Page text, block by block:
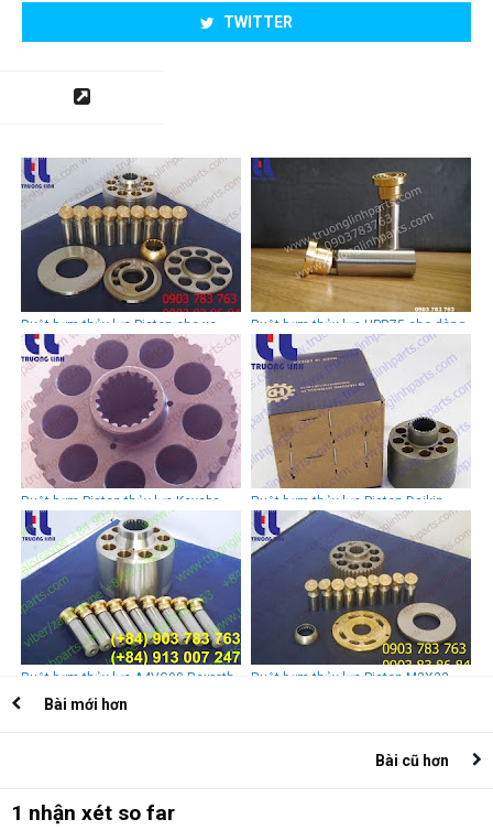
TWITTER
Ruột bơm thủy lực Piston cho xe
đào Kobelco SK200-1, SK200-3,
S170/S200/ S220/ SK07-2, R2000
Ruột bơm thủy lực HPR75 cho dòng
bơm LINDE series
Ruột bơm Piston thủy lực Kayaba
MSG27
Ruột bơm thủy lực Piston Daikin
PVD22
Ruột bơm thủy lực A4VG90 Rexroth
Ruột bơm thủy lực Piston M2X22
Bài mới hơn
Bài cũ hơn
1 nhận xét so far